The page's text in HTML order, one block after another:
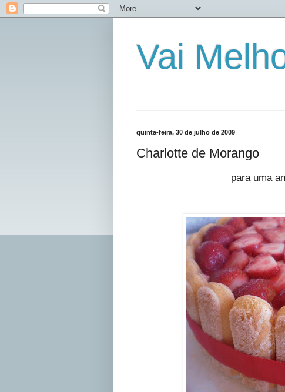
Vai
quinta-feira, 30 de julho de 2009
Charlotte de Morango
para uma